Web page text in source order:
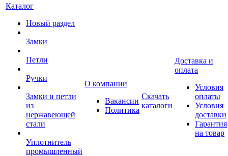
Каталог
Новый раздел
Замки
Петли
Ручки
Замки и петли
из
нержавеющей
стали
Уплотнитель
промышленный
О компании
Вакансии
Политика
Скачать
каталоги
Доставка и
оплата
Условия
оплаты
Условия
доставки
Гарантия
на товар